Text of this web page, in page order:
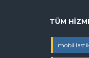
TÜM
mobil